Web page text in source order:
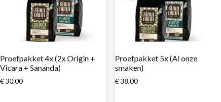
Proefpakket 4x (2x Origin +
Vicara + Sananda)
€30,00
Proefpakket 5x (Al onze
smaken)
€38,00